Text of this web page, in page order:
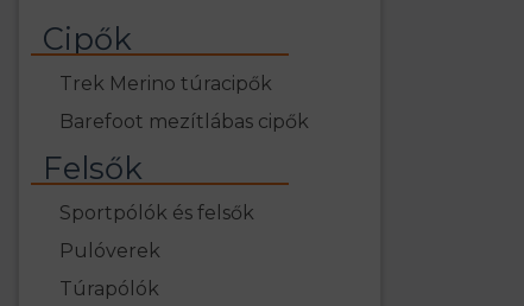
Cipők
Trek Merino túracipők
Barefoot mezítlábas cipők
Felsők
Sportpólók és felsők
Pulóverek
Túrapólók